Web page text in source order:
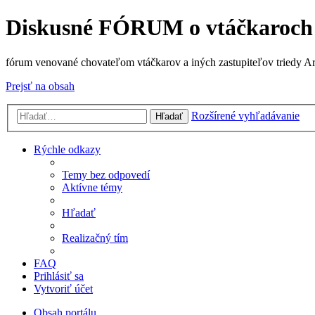
Diskusné FÓRUM o vtáčkaroch
fórum venované chovateľom vtáčkarov a iných zastupiteľov triedy
Prejsť na obsah
Hľadať Rozšírené vyhľadávanie
Rýchle odkazy
Temy bez odpovedí
Aktívne témy
Hľadať
Realizačný tím
FAQ
Prihlásiť sa
Vytvoriť účet